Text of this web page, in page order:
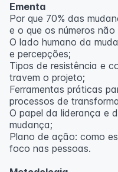
inscritos serão avisados
O IPETEC reserva-se
caso não atinja o
Professor(a):
Ementa
Por que 70% das
e o que os números
O lado humano da
e percepções;
Tipos de resistência e
travem o projeto;
Ferramentas práticas
processos de
O papel da liderança e
mudança;
Plano de ação: como
foco nas pessoas.